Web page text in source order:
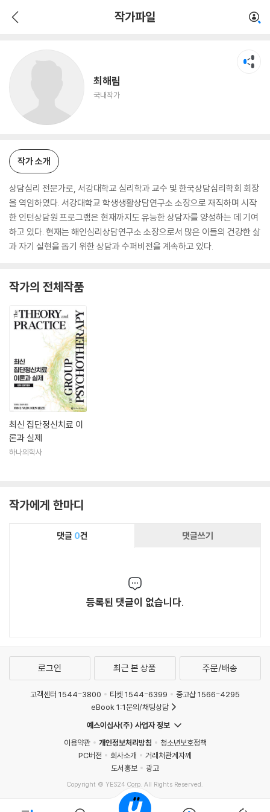
작가파일
최해림
국내작가
작가 소개
상담심리 전문가로, 서강대학교 심리학과 교수 및 한국상담심리학회 회장
을 역임하였다. 서강대학교 학생생활상담연구소 소장으로 재직하며 시작
한 인턴상담원 프로그램은 현재까지도 유능한 상담자를 양성하는 데 기여
하고 있다. 현재는 해인심리상담연구소 소장으로서 많은 이들의 건강한 삶
과 자기 실현을 돕기 위한 상담과 수퍼비전을 계속하고 있다.
작가의 전체작품
최신 집단정신치료 이
론과 실제
하나의학사
작가에게 한마디
댓글 0건 댓글쓰기
등록된 댓글이 없습니다.
로그인 최근 본 상품 주문/배송
고객센터 1544-3800 티켓 1544-6399
중고샵 1566-4295
eBook 1:1문의/채팅상담
예스이십사(주) 사업자 정보
이용약관
개인정보처리방침
청소년보호정책
PC버전
회사소개
거래처관계자께
도서홍보
광고
Copyright © YES24 Corp. All Rights Reserved.